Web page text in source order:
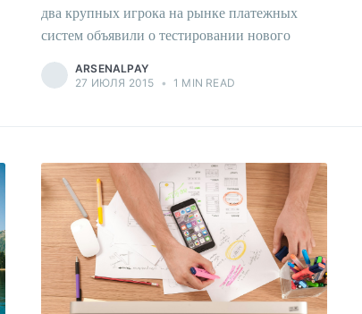
два крупных игрока на рынке платежных
систем объявили о тестировании нового
ARSENALPAY
27 ИЮЛЯ 2015 • 1 MIN READ